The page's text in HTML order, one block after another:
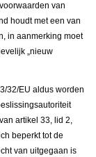
van
houdt met een van
in aanmerking moet
„nieuw
32/EU aldus worden
artikel 33, lid 2,
beperkt tot de
van uitgegaan is